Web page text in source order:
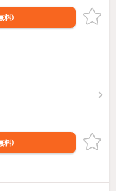
料）
料）